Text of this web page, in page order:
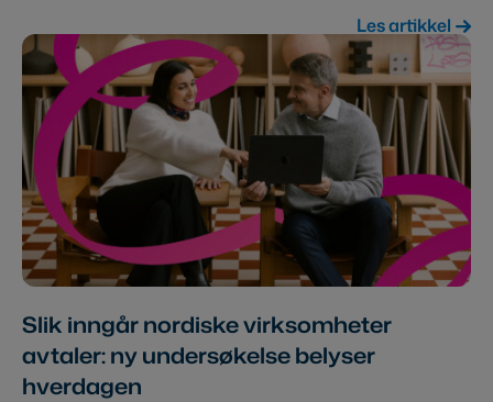
Les artikkel
Slik inngår nordiske virksomheter
avtaler: ny undersøkelse belyser
hverdagen